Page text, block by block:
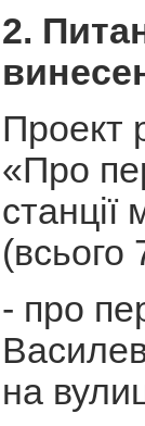
2.
Проект
«Про
станції
(всього
- про
на